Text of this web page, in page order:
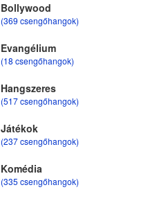
Bollywood
(369 csengőhangok)
Evangélium
(18 csengőhangok)
Hangszeres
(517 csengőhangok)
Játékok
(237 csengőhangok)
Komédia
(335 csengőhangok)